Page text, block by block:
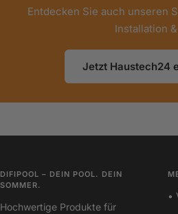
Entdecken Sie auch unseren
Installation
Jetzt Haustech24
DIFIPOOL – DEIN POOL. DEIN
SOMMER.
Hochwertige Produkte für
•